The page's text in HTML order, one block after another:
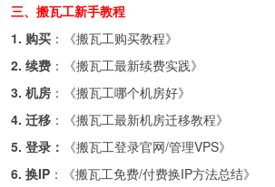
三、搬瓦工新手教程
1. 购买 ：《搬瓦工购买教程》
2. 续费 ：《搬瓦工最新续费实践》
3. 机房 ：《搬瓦工哪个机房好》
4. 迁移 ：《搬瓦工最新机房迁移教程》
5. 登录：
《搬瓦工登录官网/管理VPS》
6. 换IP ：《搬瓦工免费/付费换IP方法总结》